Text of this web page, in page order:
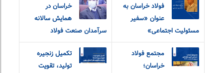
فولاد خراسان به
عنوان «سفیر
مسئولیت اجتماعی»
خراسان در
همایش سالانه
سرآمدان صنعت فولاد
مجتمع فولاد
خراسان؛
تکمیل زنجیره
تولید، تقویت